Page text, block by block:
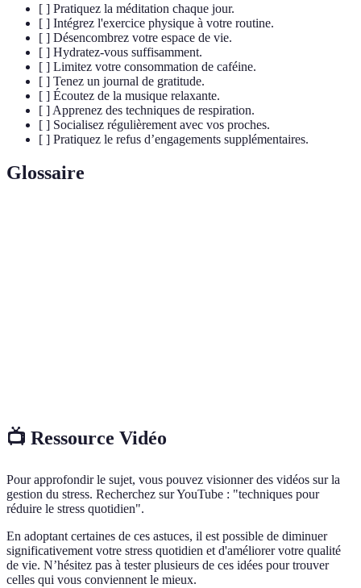
[ ] Pratiquez la méditation chaque jour.
[ ] Intégrez l'exercice physique à votre routine.
[ ] Désencombrez votre espace de vie.
[ ] Hydratez-vous suffisamment.
[ ] Limitez votre consommation de caféine.
[ ] Tenez un journal de gratitude.
[ ] Écoutez de la musique relaxante.
[ ] Apprenez des techniques de respiration.
[ ] Socialisez régulièrement avec vos proches.
[ ] Pratiquez le refus d’engagements supplémentaires.
Glossaire
📺 Ressource Vidéo
Pour approfondir le sujet, vous pouvez visionner des vidéos sur la
gestion du stress. Recherchez sur YouTube : "techniques pour
réduire le stress quotidien".
En adoptant certaines de ces astuces, il est possible de diminuer
significativement votre stress quotidien et d'améliorer votre qualité
de vie. N’hésitez pas à tester plusieurs de ces idées pour trouver
celles qui vous conviennent le mieux.